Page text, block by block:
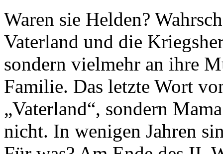
Waren sie Helden?
Vaterland und die
sondern vielmehr an ihre
Familie. Das letzte Wort
„Vaterland“, sondern
nicht. In wenigen Jahren